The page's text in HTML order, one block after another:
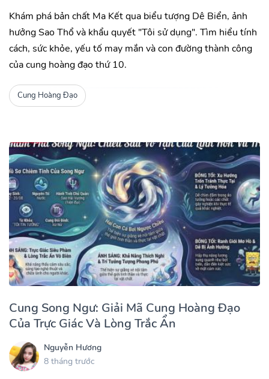
Khám phá bản chất Ma Kết qua biểu tượng Dê Biển, ảnh
hưởng Sao Thổ và khẩu quyết "Tôi sử dụng". Tìm hiểu tính
cách, sức khỏe, yếu tố may mắn và con đường thành công
của cung hoàng đạo thứ 10.
Cung Hoàng Đạo
Cung Song Ngư: Giải Mã Cung Hoàng Đạo
Của Trực Giác Và Lòng Trắc Ẩn
Nguyễn Hương
8 tháng trước